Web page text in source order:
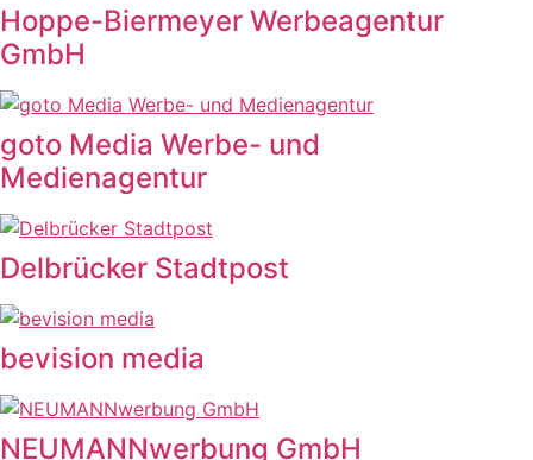
Hoppe-Biermeyer Werbeagentur
GmbH
goto Media Werbe- und
Medienagentur
Delbrücker Stadtpost
bevision media
NEUMANNwerbung GmbH